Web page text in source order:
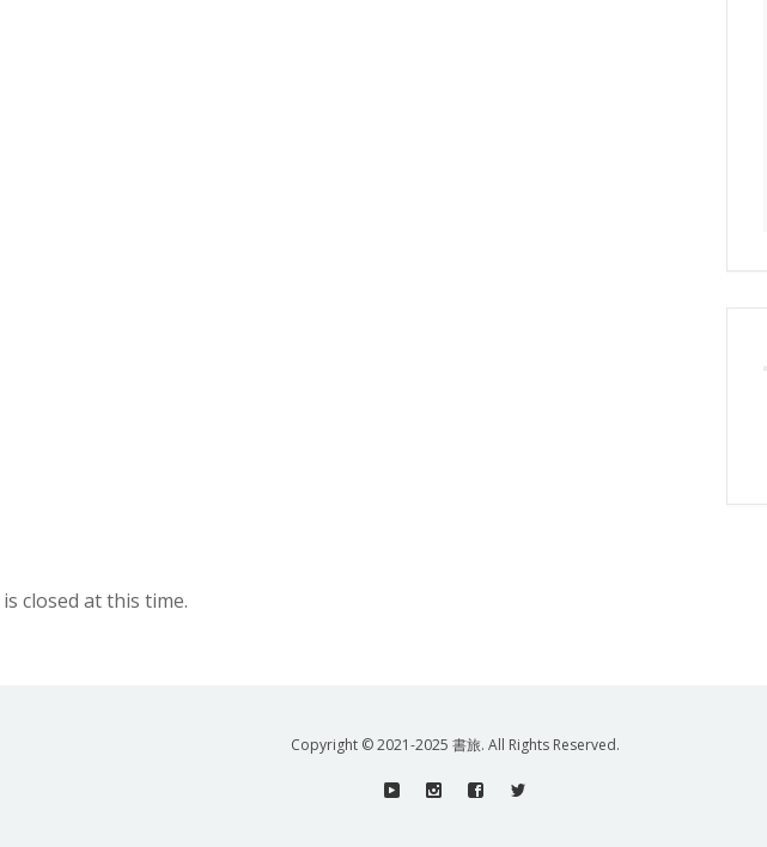
closed at this time.
Copyright © 2021-2025 書旅. All Rights Reserved.